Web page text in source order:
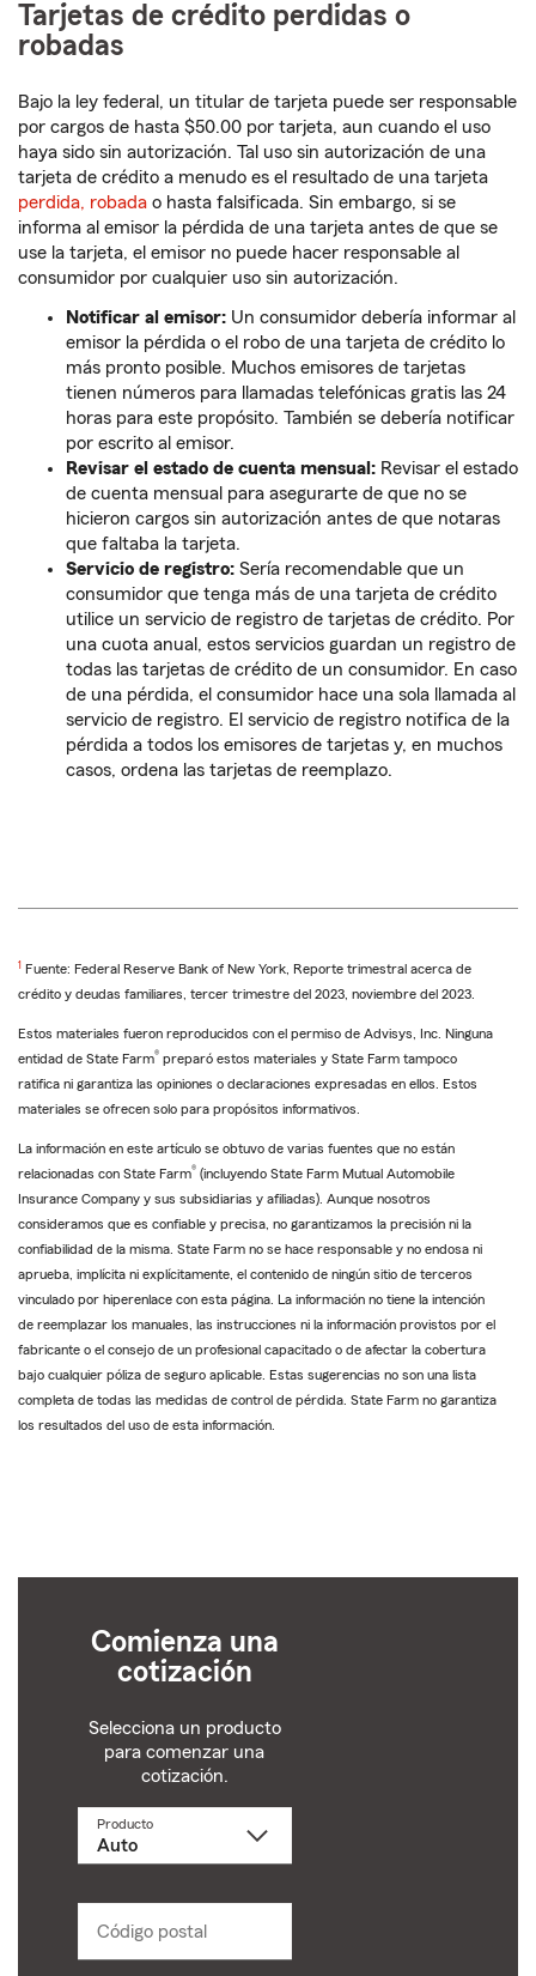
Tarjetas de crédito perdidas o
robadas
Bajo la ley federal, un titular de tarjeta puede ser responsable
por cargos de hasta $50.00 por tarjeta, aun cuando el uso
haya sido sin autorización. Tal uso sin autorización de una
tarjeta de crédito a menudo es el resultado de una tarjeta
perdida, robada o hasta falsificada. Sin embargo, si se
informa al emisor la pérdida de una tarjeta antes de que se
use la tarjeta, el emisor no puede hacer responsable al
consumidor por cualquier uso sin autorización.
Notificar al emisor: Un consumidor debería informar al
emisor la pérdida o el robo de una tarjeta de crédito lo
más pronto posible. Muchos emisores de tarjetas
tienen números para llamadas telefónicas gratis las 24
horas para este propósito. También se debería notificar
por escrito al emisor.
Revisar el estado de cuenta mensual: Revisar el estado
de cuenta mensual para asegurarte de que no se
hicieron cargos sin autorización antes de que notaras
que faltaba la tarjeta.
Servicio de registro: Sería recomendable que un
consumidor que tenga más de una tarjeta de crédito
utilice un servicio de registro de tarjetas de crédito. Por
una cuota anual, estos servicios guardan un registro de
todas las tarjetas de crédito de un consumidor. En caso
de una pérdida, el consumidor hace una sola llamada al
servicio de registro. El servicio de registro notifica de la
pérdida a todos los emisores de tarjetas y, en muchos
casos, ordena las tarjetas de reemplazo.
1 Return
reference
Fuente: Federal Reserve Bank of New York, Reporte trimestral acerca de
crédito y deudas familiares, tercer trimestre del 2023, noviembre del 2023.
Estos materiales fueron reproducidos con el permiso de Advisys, Inc. Ninguna
entidad de State Farm® preparó estos materiales y State Farm tampoco
ratifica ni garantiza las opiniones o declaraciones expresadas en ellos. Estos
materiales se ofrecen solo para propósitos informativos.
La información en este artículo se obtuvo de varias fuentes que no están
relacionadas con State Farm® (incluyendo State Farm Mutual Automobile
Insurance Company y sus subsidiarias y afiliadas). Aunque nosotros
consideramos que es confiable y precisa, no garantizamos la precisión ni la
confiabilidad de la misma. State Farm no se hace responsable y no endosa ni
aprueba, implícita ni explícitamente, el contenido de ningún sitio de terceros
vinculado por hiperenlace con esta página. La información no tiene la intención
de reemplazar los manuales, las instrucciones ni la información provistos por el
fabricante o el consejo de un profesional capacitado o de afectar la cobertura
bajo cualquier póliza de seguro aplicable. Estas sugerencias no son una lista
completa de todas las medidas de control de pérdida. State Farm no garantiza
los resultados del uso de esta información.
Comienza una
cotización
Selecciona un producto
para comenzar una
cotización.
ProductoSelecciona
dropdown
Código postal